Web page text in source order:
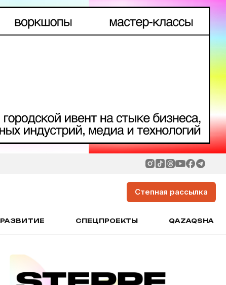
Степная рассылка
РАЗВИТИЕ СПЕЦПРОЕКТЫ QAZAQSHA